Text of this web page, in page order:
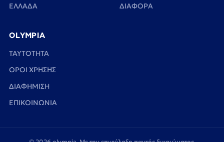
ΕΛΛΑΔΑ
ΔΙΑΦΟΡΑ
OLYMPIA
TAYTOTHTA
ΟΡΟΙ ΧΡΗΣΗΣ
ΔΙΑΦΗΜΙΣΗ
ΕΠΙΚΟΙΝΩΝΙΑ